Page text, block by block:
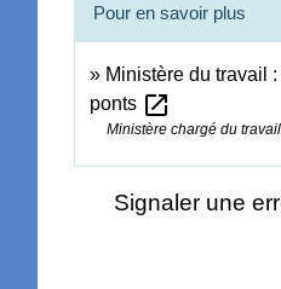
Pour en savoir plus
Ministère du travail
ponts open_in_new
Ministère chargé du travail
Signaler une